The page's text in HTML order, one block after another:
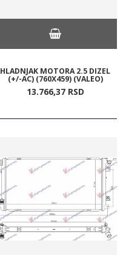
HLADNJAK MOTORA 2.5 DIZEL
(+/-AC) (760X459) (VALEO)
13.766,37 RSD